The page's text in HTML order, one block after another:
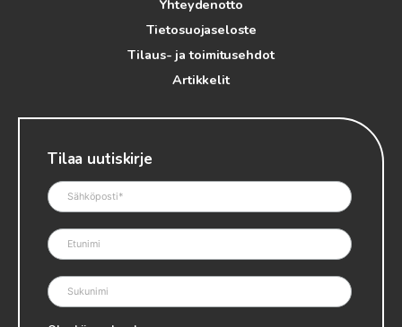
Yhteydenotto
Tietosuojaseloste
Tilaus- ja toimitusehdot
Artikkelit
Tilaa uutiskirje